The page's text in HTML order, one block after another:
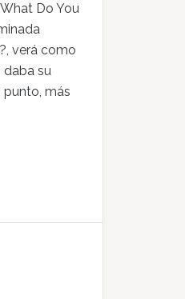
Do You
verá como
daba su
punto, más